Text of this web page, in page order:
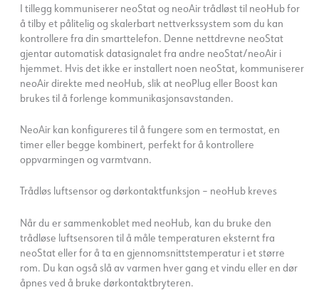
I tillegg kommuniserer neoStat og neoAir trådløst til neoHub for
å tilby et pålitelig og skalerbart nettverkssystem som du kan
kontrollere fra din smarttelefon. Denne nettdrevne neoStat
gjentar automatisk datasignalet fra andre neoStat/neoAir i
hjemmet. Hvis det ikke er installert noen neoStat, kommuniserer
neoAir direkte med neoHub, slik at neoPlug eller Boost kan
brukes til å forlenge kommunikasjonsavstanden.
NeoAir kan konfigureres til å fungere som en termostat, en
timer eller begge kombinert, perfekt for å kontrollere
oppvarmingen og varmtvann.
Trådløs luftsensor og dørkontaktfunksjon – neoHub kreves
Når du er sammenkoblet med neoHub, kan du bruke den
trådløse luftsensoren til å måle temperaturen eksternt fra
neoStat eller for å ta en gjennomsnittstemperatur i et større
rom. Du kan også slå av varmen hver gang et vindu eller en dør
åpnes ved å bruke dørkontaktbryteren.